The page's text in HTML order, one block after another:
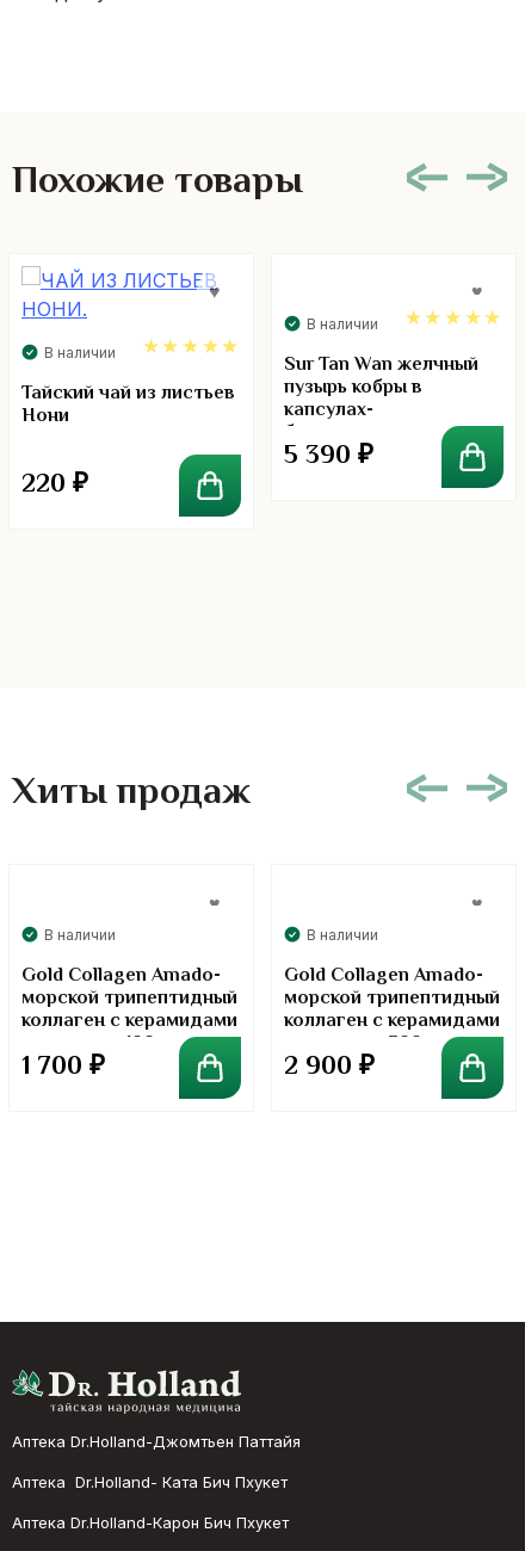
Похожие товары
В наличии
5.00
Тайский чай из листьев
Нони
220 ₽
В наличии
5.00
Sur Tan Wan желчный
пузырь кобры в
капсулах-
биостимулятор и
антиоксидант. 240
5 390 ₽
Хиты продаж
В наличии
Gold Collagen Amado-
морской трипептидный
коллаген с керамидами
в порошке. 100 грамм
1 700 ₽
В наличии
Gold Collagen Amado-
морской трипептидный
коллаген с керамидами
в порошке. 300 грамм
2 900 ₽
Аптека Dr.Holland-Джомтьен Паттайя
Аптека Dr.Holland- Ката Бич Пхукет
Аптека Dr.Holland-Карон Бич Пхукет